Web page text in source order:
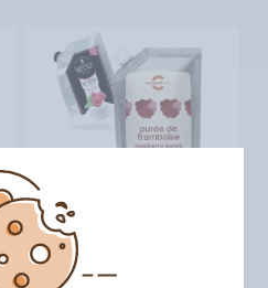
PUREE OWOCOWE -